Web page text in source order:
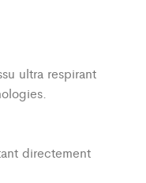
ultra respirant
directement